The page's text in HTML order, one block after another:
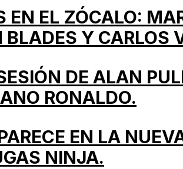
EN EL ZÓCALO:
BLADES Y CARLOS
DE ALAN
RONALDO.
EN LA
NINJA.